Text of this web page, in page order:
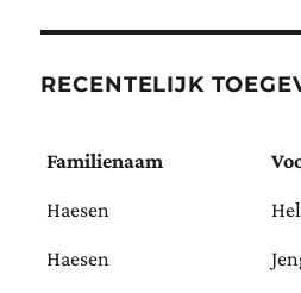
RECENTELIJK
Familienaam
Haesen
Haesen